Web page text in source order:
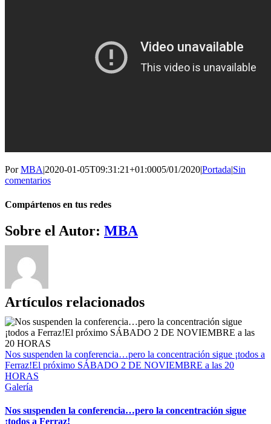
PorMBA|2020-01-05T09:31:21+01:0005/01/2020|Portada|Sin
comentarios
Compártenos en tus redes
Facebook
Twitter
WhatsApp
Telegram
Correo
electrónico
Sobre el Autor: MBA
Artículos relacionados
Nos suspenden la conferencia…pero la concentración sigue ¡todos a
Ferraz!El próximo SÁBADO 2 DE NOVIEMBRE a las 20
HORAS
Galería
Nos suspenden la conferencia…pero la concentración sigue
¡todos a Ferraz!